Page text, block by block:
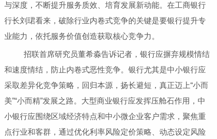
与深度，不断提升服务质效、培育发展新动能。在工商银行
行长刘珺看来，破除行业内卷式竞争的关键是要银行提升专
业能力，依托服务价值创造获取核心竞争力。
招联首席研究员董希淼告诉记者，银行应摒弃规模情结
和速度情结，防止内卷式恶性竞争。银行尤其是中小银行应
采取差异化竞争策略，回归本源，扬长避短，真正迈上“小而
美”“小而精”发展之路。大型商业银行应发挥压舱石作用，中
小银行应围绕区域经济特点和中小微企业客户需求，聚焦重
点行业和客群，通过优化利率风险定价策略、动态设定风险